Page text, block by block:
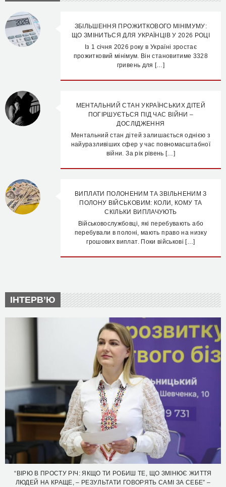
ЗБІЛЬШЕННЯ ПРОЖИТКОВОГО МІНІМУМУ:
ЩО ЗМІНИТЬСЯ ДЛЯ УКРАЇНЦІВ У 2026 РОЦІ
Із 1 січня 2026 року в Україні зростає
прожитковий мінімум. Він становитиме 3328
гривень для […]
МЕНТАЛЬНИЙ СТАН УКРАЇНСЬКИХ ДІТЕЙ
ПОГІРШУЄТЬСЯ ПІД ЧАС ВІЙНИ –
ДОСЛІДЖЕННЯ
Ментальний стан дітей залишається однією з
найуразливіших сфер у час повномасштабної
війни. За рік рівень […]
ВИПЛАТИ ПОЛОНЕНИМ ТА ЗВІЛЬНЕНИМ З
ПОЛОНУ ВІЙСЬКОВИМ: КОЛИ, КОМУ ТА
СКІЛЬКИ ВИПЛАЧУЮТЬ
Військовослужбовці, які перебувають або
перебували в полоні, мають право на низку
грошових виплат. Поки військові […]
ІНТЕРВ’Ю
“ВІРЮ В ПРОСТУ РІЧ: ЯКЩО ТИ РОБИШ ТЕ, ЩО ЗМІНЮЄ ЖИТТЯ
ЛЮДЕЙ НА КРАЩЕ, – РЕЗУЛЬТАТИ ГОВОРЯТЬ САМІ ЗА СЕБЕ” –